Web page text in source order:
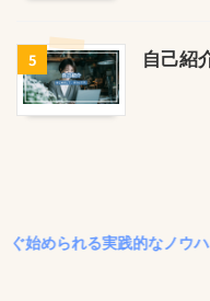
5 自己紹
められる実践的なノウハウ